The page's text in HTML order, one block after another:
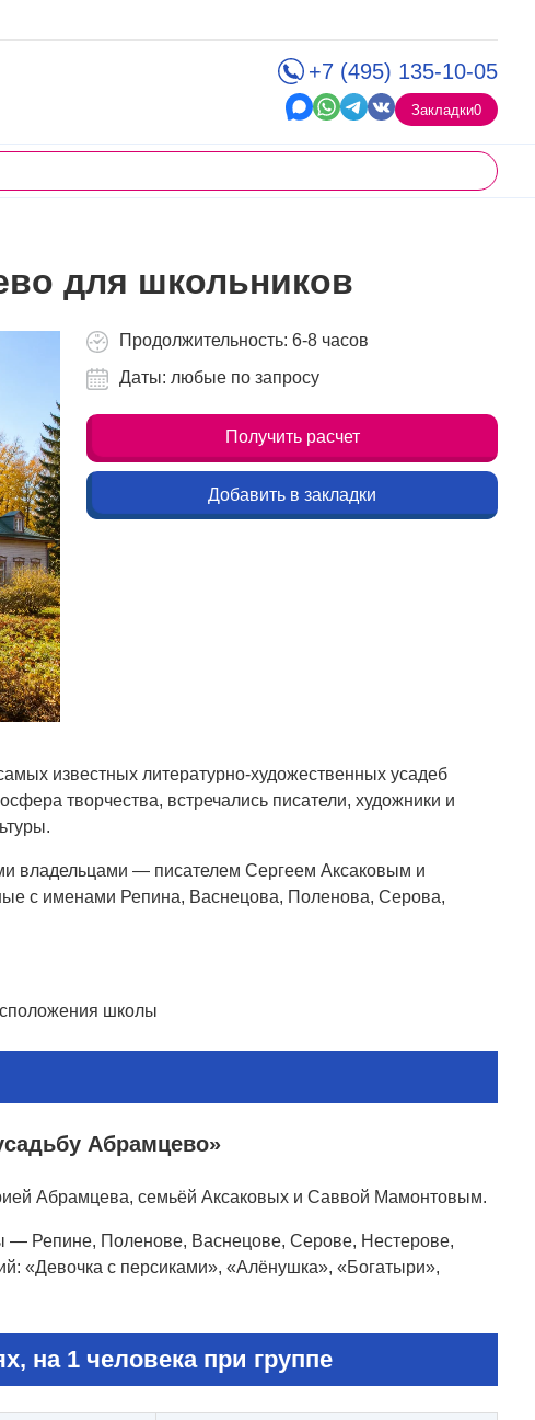
+7 (495) 135-10-05
Закладки0
для школьников
Продолжительность: 6-8 часов
Даты: любые по запросу
Получить расчет
Добавить в закладки
известных литературно-художественных усадеб
творчества, встречались писатели, художники и
владельцами — писателем Сергеем Аксаковым и
с именами Репина, Васнецова, Поленова, Серова,
школы
Абрамцево»
Абрамцева, семьёй Аксаковых и Саввой Мамонтовым.
— Репине, Поленове, Васнецове, Серове, Нестерове,
«Девочка с персиками», «Алёнушка», «Богатыри»,
на 1 человека при группе